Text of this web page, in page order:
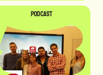
Podcast